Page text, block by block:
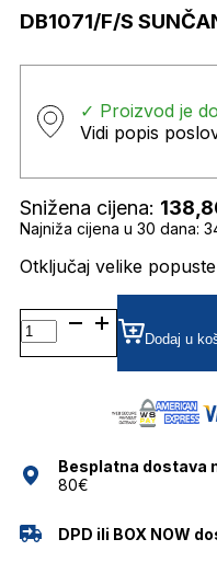
DB1071/F/S
✓ Proizvod je
Vidi popis
Snižena cijena:
Najniža cijena u 30 dana:
Otključaj velike
DB1071/F/S SUNČANE
NAOČALE
DAVID
Dodaj u
Besplatna dostava
80€
DPD ili BOX NOW